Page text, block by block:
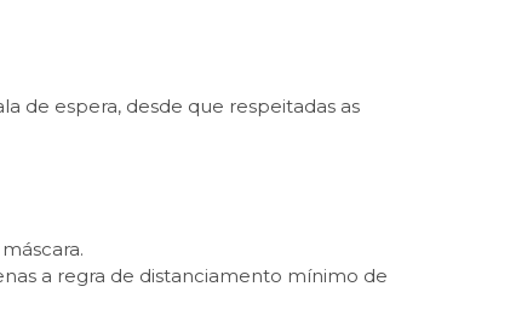
de espera, desde que respeitadas as
a regra de distanciamento mínimo de